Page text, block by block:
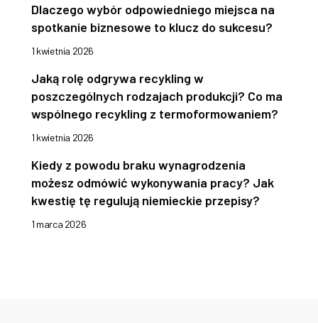
Dlaczego wybór odpowiedniego miejsca na
spotkanie biznesowe to klucz do sukcesu?
1 kwietnia 2026
Jaką rolę odgrywa recykling w
poszczególnych rodzajach produkcji? Co ma
wspólnego recykling z termoformowaniem?
1 kwietnia 2026
Kiedy z powodu braku wynagrodzenia
możesz odmówić wykonywania pracy? Jak
kwestię tę regulują niemieckie przepisy?
1 marca 2026